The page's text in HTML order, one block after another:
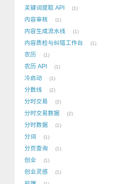
关键词提取 API 1
内容审核 1
内容生成流水线 1
内容质检与纠错工作台 1
农历 1
农历 API 1
冷启动 1
分数线 2
分时交易 2
分时交易数据 2
分时数据 1
分词 1
分页查询 1
创业 1
创业灵感 1